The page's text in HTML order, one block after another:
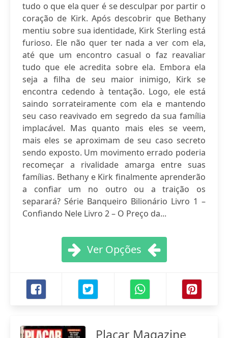
tudo o que ela quer é se desculpar por partir o
coração de Kirk. Após descobrir que Bethany
mentiu sobre sua identidade, Kirk Sterling está
furioso. Ele não quer ter nada a ver com ela,
até que um encontro casual o faz reavaliar
tudo que ele acredita sobre ela. Embora ela
seja a filha de seu maior inimigo, Kirk se
encontra cedendo à tentação. Logo, ele está
saindo sorrateiramente com ela e mantendo
seu caso reavivado em segredo da sua família
implacável. Mas quanto mais eles se veem,
mais eles se aproximam de seu caso secreto
sendo exposto. Um movimento errado poderia
recomeçar a rivalidade amarga entre suas
famílias. Bethany e Kirk finalmente aprenderão
a confiar um no outro ou a traição os
separará? Série Banqueiro Bilionário Livro 1 –
Confiando Nele Livro 2 – O Preço da...
Ver Opções
Placar Magazine